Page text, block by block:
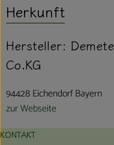
Herkunft
Hersteller:
Co.KG
94428 Eichendorf Bayern
zur Webseite
KONTAKT